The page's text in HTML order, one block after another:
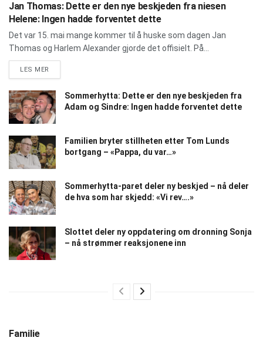
Jan Thomas: Dette er den nye beskjeden fra niesen
Helene: Ingen hadde forventet dette
Det var 15. mai mange kommer til å huske som dagen Jan
Thomas og Harlem Alexander gjorde det offisielt. På...
LES MER
Sommerhytta: Dette er den nye beskjeden fra
Adam og Sindre: Ingen hadde forventet dette
Familien bryter stillheten etter Tom Lunds
bortgang – «Pappa, du var…»
Sommerhytta-paret deler ny beskjed – nå deler
de hva som har skjedd: «Vi rev….»
Slottet deler ny oppdatering om dronning Sonja
– nå strømmer reaksjonene inn
Familie